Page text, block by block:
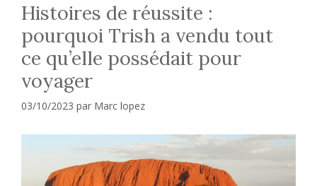
Histoires de réussite :
pourquoi Trish a vendu tout
ce qu’elle possédait pour
voyager
03/10/2023 par Marc lopez